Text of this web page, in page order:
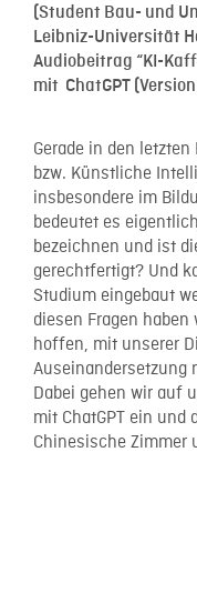
(Student Bau- und
Leibniz-Universität
Audiobeitrag “KI-
mit ChatGPT
Gerade in den
bzw. Künstliche
insbesondere im
bedeutet es
bezeichnen und ist
gerechtfertigt? Und
Studium eingebaut
diesen Fragen
hoffen, mit unserer
Auseinandersetzung
Dabei gehen wir auf
mit ChatGPT ein und
Chinesische Zimmer